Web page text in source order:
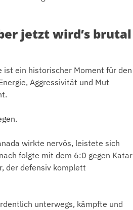
jetzt wird’s brutal
ist ein historischer Moment für den
Aggressivität und Mut
wirkte nervös, leistete sich
folgte mit dem 6:0 gegen Katar
der defensiv komplett
unterwegs, kämpfte und